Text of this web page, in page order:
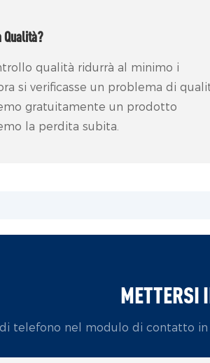
Qualità?
qualità ridurrà al minimo i
si verificasse un problema di
gratuitamente un prodotto
la perdita subita.
METTERSI
telefono nel modulo di contatto